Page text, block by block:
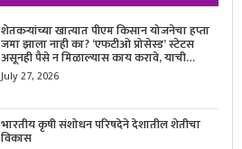
शेतकऱ्यांच्या खात्यात पीएम किसान योजनेचा हप्ता
जमा झाला नाही का? ‘एफटीओ प्रोसेस्ड’ स्टेटस
असूनही पैसे न मिळाल्यास काय करावे, याची
सविस्तर माहिती जाणून घ्या.
July 27, 2026
भारतीय कृषी संशोधन परिषदेने देशातील शेतीचा
विकास